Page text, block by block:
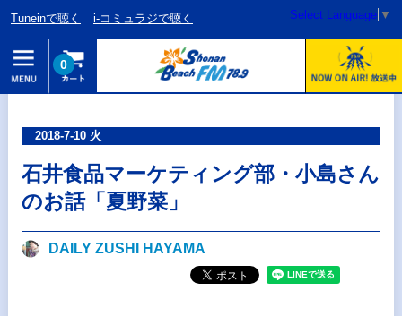
Tuneinで聴く i-コミュラジで聴く Select Language ▼
0
2018-7-10 火
石井食品マーケティング部・小島さん
のお話「夏野菜」
DAILY ZUSHI HAYAMA